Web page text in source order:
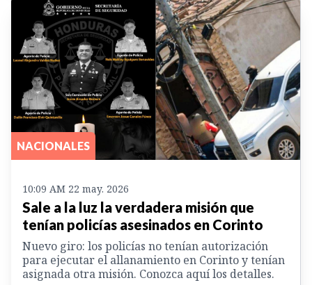
NACIONALES
10:09 AM 22 may. 2026
Sale a la luz la verdadera misión que
tenían policías asesinados en Corinto
Nuevo giro: los policías no tenían autorización
para ejecutar el allanamiento en Corinto y tenían
asignada otra misión. Conozca aquí los detalles.